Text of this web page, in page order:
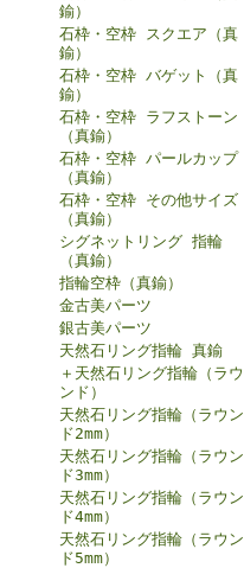
鍮）
石枠・空枠 スクエア（真
鍮）
石枠・空枠 バゲット（真
鍮）
石枠・空枠 ラフストーン
（真鍮）
石枠・空枠 パールカップ
（真鍮）
石枠・空枠 その他サイズ
（真鍮）
シグネットリング 指輪
（真鍮）
指輪空枠（真鍮）
金古美パーツ
銀古美パーツ
天然石リング指輪 真鍮
＋天然石リング指輪（ラウ
ンド）
天然石リング指輪（ラウン
ド2mm）
天然石リング指輪（ラウン
ド3mm）
天然石リング指輪（ラウン
ド4mm）
天然石リング指輪（ラウン
ド5mm）